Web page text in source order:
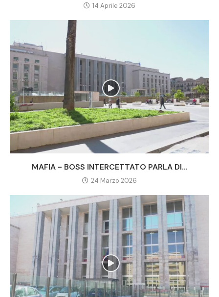
14 Aprile 2026
MAFIA - BOSS INTERCETTATO PARLA DI...
24 Marzo 2026